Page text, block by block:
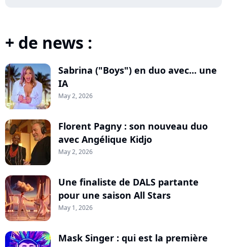
+ de news :
Sabrina ("Boys") en duo avec... une
IA
May 2, 2026
Florent Pagny : son nouveau duo
avec Angélique Kidjo
May 2, 2026
Une finaliste de DALS partante
pour une saison All Stars
May 1, 2026
Mask Singer : qui est la première